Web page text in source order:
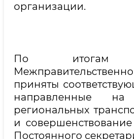
организации.
По итогам
приняты
направленные на
региональных
и совершенствование
Постоянного